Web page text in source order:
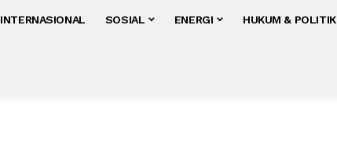
INTERNASIONAL SOSIAL ENERGI HUKUM & POLITIK